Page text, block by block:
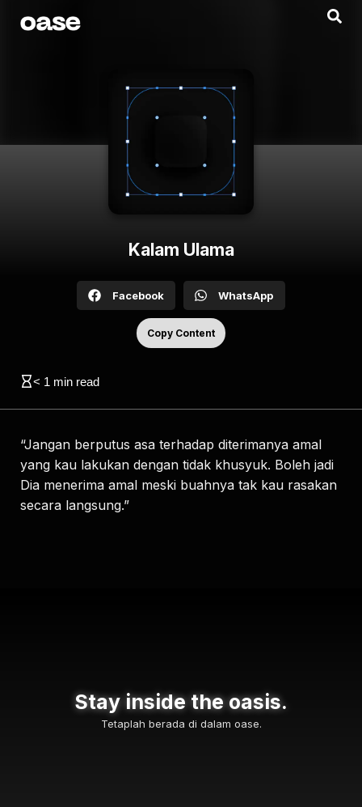
Kalam Ulama
Facebook WhatsApp
Copy Content
< 1 min read
“Jangan berputus asa terhadap diterimanya amal
yang kau lakukan dengan tidak khusyuk. Boleh jadi
Dia menerima amal meski buahnya tak kau rasakan
secara langsung.”
Stay inside the oasis.
Tetaplah berada di dalam oase.